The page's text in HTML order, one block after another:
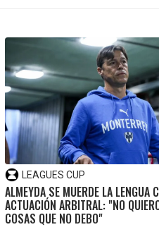
LEAGUES CUP
ALMEYDA SE MUERDE LA LENGUA
ACTUACIÓN ARBITRAL: "NO
COSAS QUE NO DEBO"